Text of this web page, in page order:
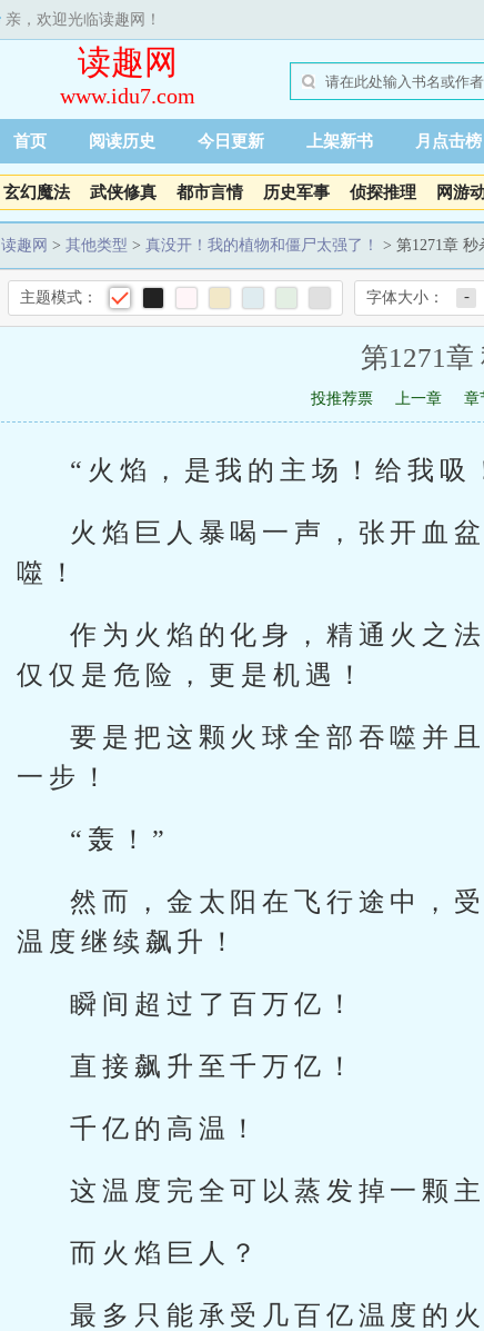
亲，欢迎光临读趣网！
读趣网
www.idu7.com
首页 阅读历史 今日更新 上架新书 月点击榜
玄幻魔法 武侠修真 都市言情 历史军事 侦探推理 网游
读趣网 > 其他类型 > 真没开！我的植物和僵尸太强了！ > 第1271章 秒
主题模式： 字体大小： -
第1271章
投推荐票 上一章 章
“火焰，是我的主场！给我吸
火焰巨人暴喝一声，张开血
噬！
作为火焰的化身，精通火之
仅仅是危险，更是机遇！
要是把这颗火球全部吞噬并
一步！
“轰！”
然而，金太阳在飞行途中，
温度继续飙升！
瞬间超过了百万亿！
直接飙升至千万亿！
千亿的高温！
这温度完全可以蒸发掉一颗主
而火焰巨人？
最多只能承受几百亿温度的火